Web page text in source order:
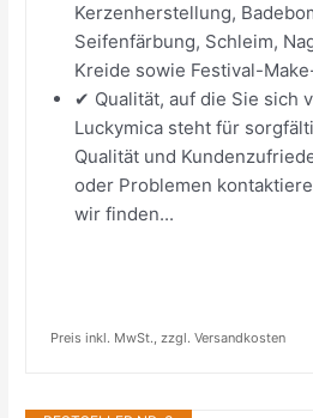
Kerzenherstellung,
Seifenfärbung, Schleim,
Kreide sowie Festival-
✔ Qualität, auf die Sie sich
Luckymica steht für
Qualität und
oder Problemen
wir finden...
Preis inkl. MwSt., zzgl. Versandkosten